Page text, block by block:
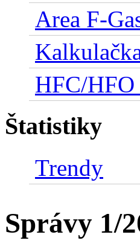
Area F-
HFC/
Štatistiky
Trendy
Správy 1/